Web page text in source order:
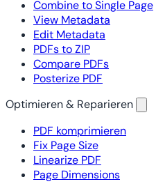
Combine to Single Page
View Metadata
Edit Metadata
PDFs to ZIP
Compare PDFs
Posterize PDF
Optimieren & Reparieren
PDF komprimieren
Fix Page Size
Linearize PDF
Page Dimensions